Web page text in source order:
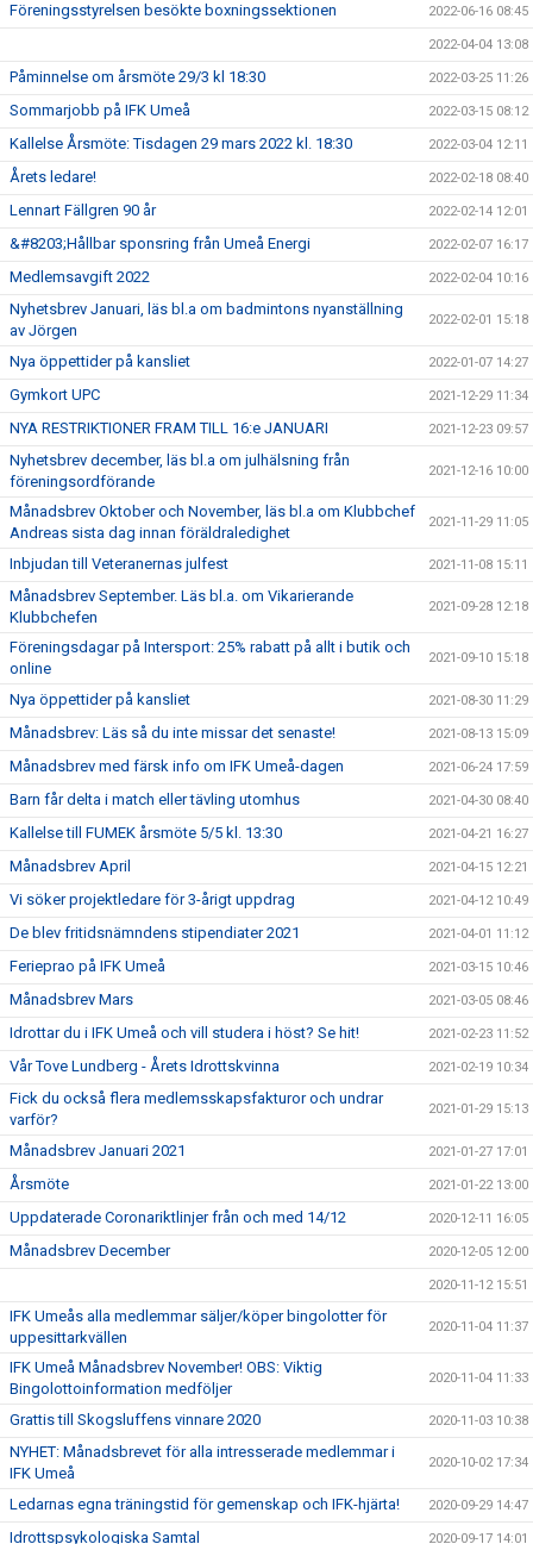
Föreningsstyrelsen besökte boxningssektionen 2022-06-16 08:45
2022-04-04 13:08
Påminnelse om årsmöte 29/3 kl 18:30 2022-03-25 11:26
Sommarjobb på IFK Umeå 2022-03-15 08:12
Kallelse Årsmöte: Tisdagen 29 mars 2022 kl. 18:30 2022-03-04 12:11
Årets ledare! 2022-02-18 08:40
Lennart Fällgren 90 år 2022-02-14 12:01
&#8203;Hållbar sponsring från Umeå Energi 2022-02-07 16:17
Medlemsavgift 2022 2022-02-04 10:16
Nyhetsbrev Januari, läs bl.a om badmintons nyanställning
av Jörgen
2022-02-01 15:18
Nya öppettider på kansliet 2022-01-07 14:27
Gymkort UPC 2021-12-29 11:34
NYA RESTRIKTIONER FRAM TILL 16:e JANUARI 2021-12-23 09:57
Nyhetsbrev december, läs bl.a om julhälsning från
föreningsordförande
2021-12-16 10:00
Månadsbrev Oktober och November, läs bl.a om Klubbchef
Andreas sista dag innan föräldraledighet
2021-11-29 11:05
Inbjudan till Veteranernas julfest 2021-11-08 15:11
Månadsbrev September. Läs bl.a. om Vikarierande
Klubbchefen
2021-09-28 12:18
Föreningsdagar på Intersport: 25% rabatt på allt i butik och
online
2021-09-10 15:18
Nya öppettider på kansliet 2021-08-30 11:29
Månadsbrev: Läs så du inte missar det senaste! 2021-08-13 15:09
Månadsbrev med färsk info om IFK Umeå-dagen 2021-06-24 17:59
Barn får delta i match eller tävling utomhus 2021-04-30 08:40
Kallelse till FUMEK årsmöte 5/5 kl. 13:30 2021-04-21 16:27
Månadsbrev April 2021-04-15 12:21
Vi söker projektledare för 3-årigt uppdrag 2021-04-12 10:49
De blev fritidsnämndens stipendiater 2021 2021-04-01 11:12
Ferieprao på IFK Umeå 2021-03-15 10:46
Månadsbrev Mars 2021-03-05 08:46
Idrottar du i IFK Umeå och vill studera i höst? Se hit! 2021-02-23 11:52
Vår Tove Lundberg - Årets Idrottskvinna 2021-02-19 10:34
Fick du också flera medlemsskapsfakturor och undrar
varför?
2021-01-29 15:13
Månadsbrev Januari 2021 2021-01-27 17:01
Årsmöte 2021-01-22 13:00
Uppdaterade Coronariktlinjer från och med 14/12 2020-12-11 16:05
Månadsbrev December 2020-12-05 12:00
2020-11-12 15:51
IFK Umeås alla medlemmar säljer/köper bingolotter för
uppesittarkvällen
2020-11-04 11:37
IFK Umeå Månadsbrev November! OBS: Viktig
Bingolottoinformation medföljer
2020-11-04 11:33
Grattis till Skogsluffens vinnare 2020 2020-11-03 10:38
NYHET: Månadsbrevet för alla intresserade medlemmar i
IFK Umeå
2020-10-02 17:34
Ledarnas egna träningstid för gemenskap och IFK-hjärta! 2020-09-29 14:47
Idrottspsykologiska Samtal 2020-09-17 14:01